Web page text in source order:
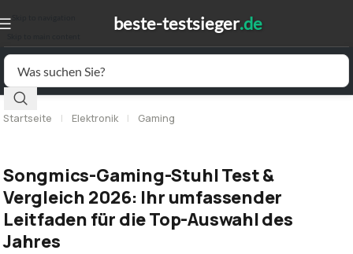
Startseite | Elektronik | Gaming
Songmics-Gaming-Stuhl Test &
Vergleich 2026: Ihr umfassender
Leitfaden für die Top-Auswahl des
Jahres